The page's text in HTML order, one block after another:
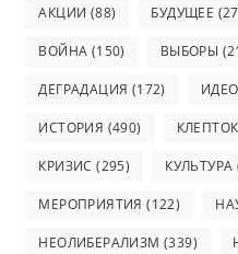
АКЦИИ (88) БУДУЩЕЕ
ВОЙНА (150) ВЫБОРЫ
ДЕГРАДАЦИЯ (172)
ИСТОРИЯ (490)
КРИЗИС (295) КУЛЬТУРА
МЕРОПРИЯТИЯ (122)
НЕОЛИБЕРАЛИЗМ (339)